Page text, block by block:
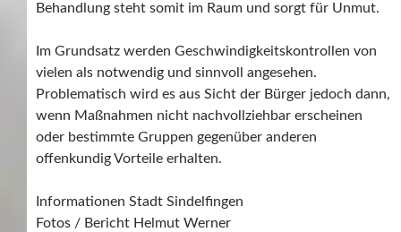
Behandlung steht somit im Raum und sorgt für Unmut.
Im Grundsatz werden Geschwindigkeitskontrollen von
vielen als notwendig und sinnvoll angesehen.
Problematisch wird es aus Sicht der Bürger jedoch dann,
wenn Maßnahmen nicht nachvollziehbar erscheinen
oder bestimmte Gruppen gegenüber anderen
offenkundig Vorteile erhalten.
Informationen Stadt Sindelfingen
Fotos / Bericht Helmut Werner